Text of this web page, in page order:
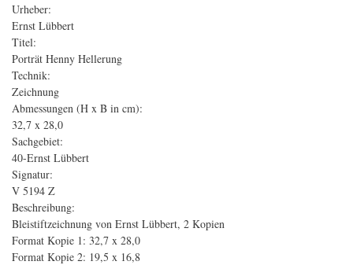
Urheber:
Ernst Lübbert
Titel:
Porträt Henny Hellerung
Technik:
Zeichnung
Abmessungen (H x B in cm):
32,7 x 28,0
Sachgebiet:
40-Ernst Lübbert
Signatur:
V 5194 Z
Beschreibung:
Bleistiftzeichnung von Ernst Lübbert, 2 Kopien
Format Kopie 1: 32,7 x 28,0
Format Kopie 2: 19,5 x 16,8